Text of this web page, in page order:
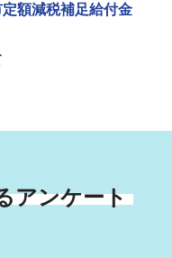
定額減税補足給付金
アンケート